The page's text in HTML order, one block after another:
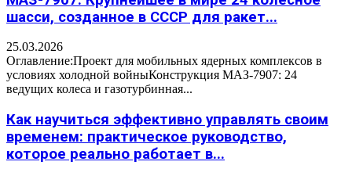
шасси, созданное в СССР для ракет...
25.03.2026
Оглавление:Проект для мобильных ядерных комплексов в
условиях холодной войныКонструкция МАЗ-7907: 24
ведущих колеса и газотурбинная...
Как научиться эффективно управлять своим
временем: практическое руководство,
которое реально работает в...